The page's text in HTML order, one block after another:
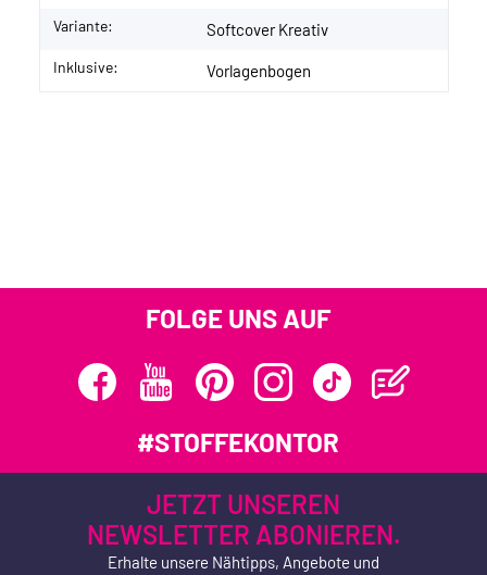
Variante: Softcover Kreativ
Inklusive: Vorlagenbogen
FOLGE UNS AUF
#STOFFEKONTOR
JETZT UNSEREN
NEWSLETTER ABONIEREN.
Erhalte unsere Nähtipps, Angebote und